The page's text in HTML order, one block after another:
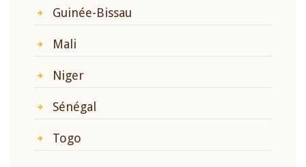
Guinée-Bissau
Mali
Niger
Sénégal
Togo